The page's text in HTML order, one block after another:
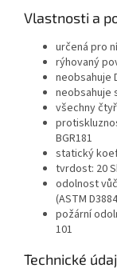
Vlastnosti a
určená pro
rýhovaný
neobsahuje
neobsahuje
všechny
BGR181
statický
tvrdost: 20
odolnost
(ASTM
požární
101
Technické